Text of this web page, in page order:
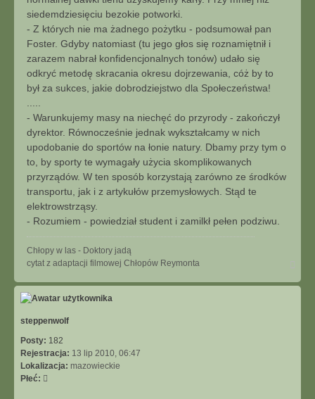
siedemdziesięciu bezokie potworki.
- Z których nie ma żadnego pożytku - podsumował pan
Foster. Gdyby natomiast (tu jego głos się roznamiętnił i
zarazem nabrał konfidencjonalnych tonów) udało się
odkryć metodę skracania okresu dojrzewania, cóż by to
był za sukces, jakie dobrodziejstwo dla Społeczeństwa!
- Warunkujemy masy na niechęć do przyrody - zakończył
dyrektor. Równocześnie jednak wykształcamy w nich
upodobanie do sportów na łonie natury. Dbamy przy tym o
to, by sporty te wymagały użycia skomplikowanych
przyrządów. W ten sposób korzystają zarówno ze środków
transportu, jak i z artykułów przemysłowych. Stąd te
elektrowstrząsy.
- Rozumiem - powiedział student i zamilkł pełen podziwu.
Chłopy w las - Doktory jadą
cytat z adaptacji filmowej Chłopów Reymonta
g
steppenwolf
Posty: 182
Rejestracja: 13 lip 2010, 06:47
Lokalizacja: mazowieckie
Płeć: